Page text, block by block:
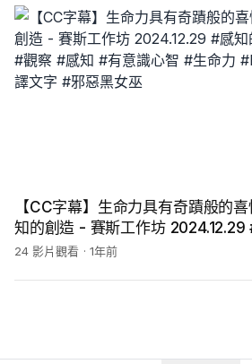
【CC字幕】生命力具有奇蹟般的
知的創造 - 賽斯工作坊 2024.12.29
制 #意向 #觀察 #感知 #有意識心智
24 影片觀看 1年前